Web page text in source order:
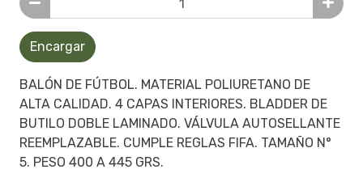
Encargar
BALÓN DE FÚTBOL. MATERIAL POLIURETANO DE
ALTA CALIDAD. 4 CAPAS INTERIORES. BLADDER DE
BUTILO DOBLE LAMINADO. VÁLVULA AUTOSELLANTE
REEMPLAZABLE. CUMPLE REGLAS FIFA. TAMAÑO N°
5. PESO 400 A 445 GRS.